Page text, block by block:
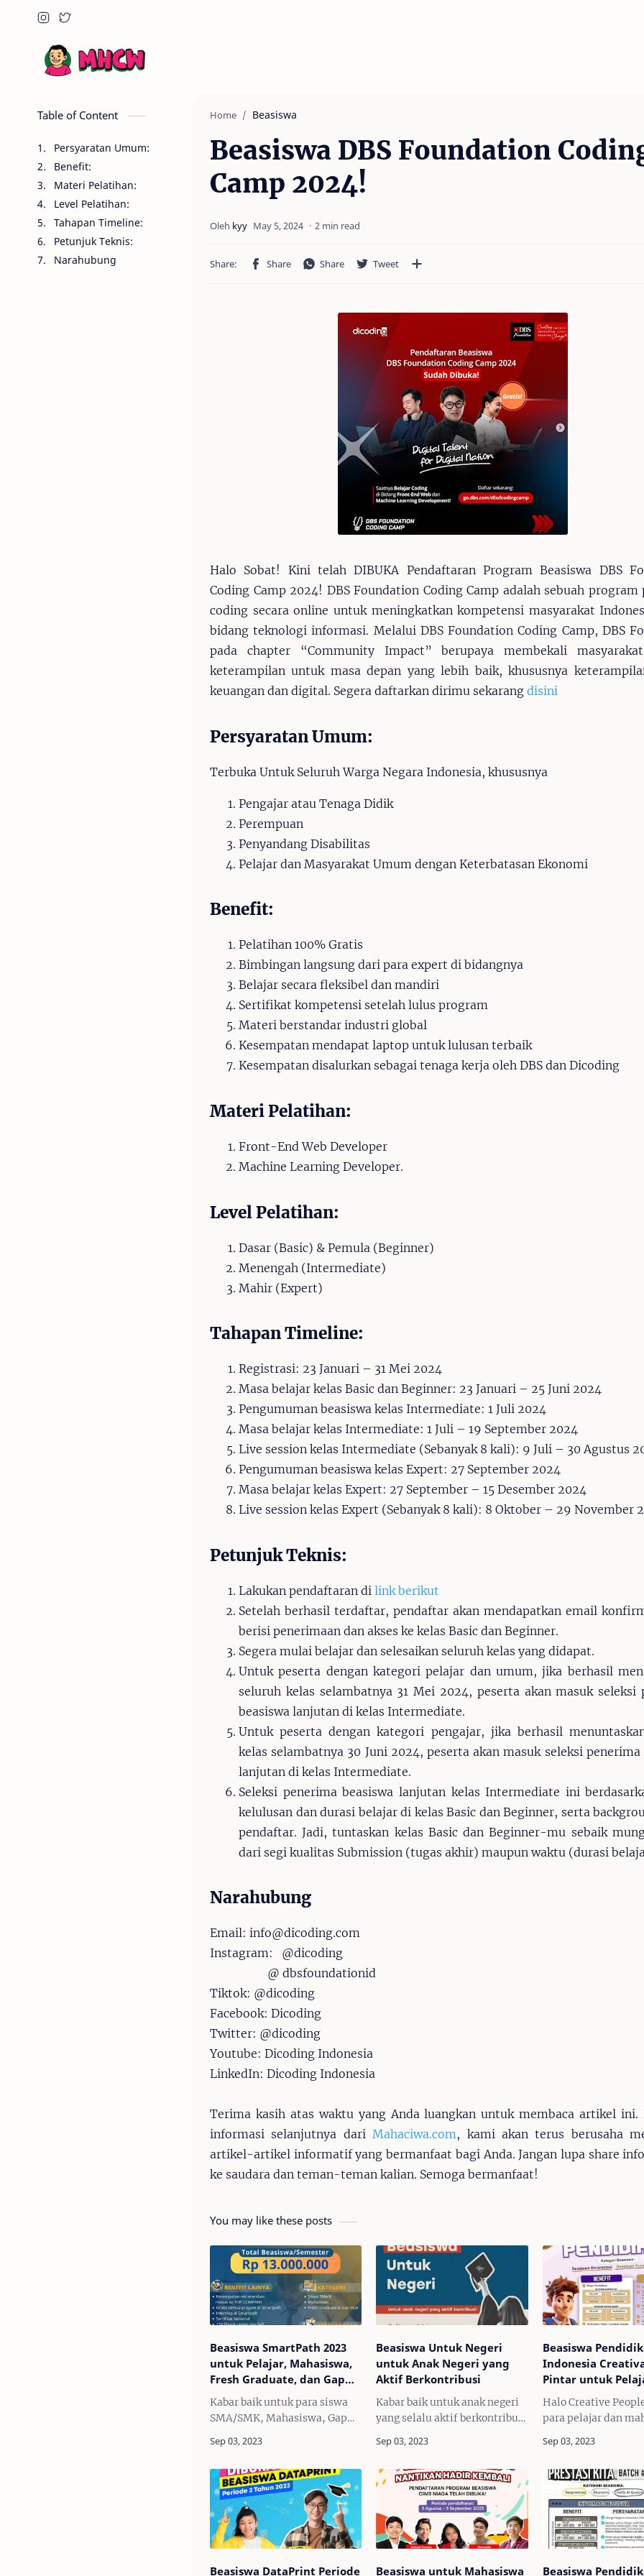
Table of Content
Persyaratan Umum:
Benefit:
Materi Pelatihan:
Level Pelatihan:
Tahapan Timeline:
Petunjuk Teknis:
Narahubung
Home Beasiswa
Beasiswa DBS Foundation
Camp 2024!
2 min read
Halo Sobat! Kini telah DIBUKA Pendaftaran Program Beasiswa DBS
Coding Camp 2024! DBS Foundation Coding Camp adalah sebuah program
coding secara online untuk meningkatkan kompetensi masyarakat
bidang teknologi informasi. Melalui DBS Foundation Coding Camp, DBS
pada chapter “Community Impact” berupaya membekali
keterampilan untuk masa depan yang lebih baik, khususnya
keuangan dan digital. Segera daftarkan dirimu sekarang disini
Persyaratan Umum:
Terbuka Untuk Seluruh Warga Negara Indonesia, khususnya
Pengajar atau Tenaga Didik
Perempuan
Penyandang Disabilitas
Pelajar dan Masyarakat Umum dengan Keterbatasan Ekonomi
Benefit:
Pelatihan 100% Gratis
Bimbingan langsung dari para expert di bidangnya
Belajar secara fleksibel dan mandiri
Sertifikat kompetensi setelah lulus program
Materi berstandar industri global
Kesempatan mendapat laptop untuk lulusan terbaik
Kesempatan disalurkan sebagai tenaga kerja oleh DBS dan Dicoding
Materi Pelatihan:
Front-End Web Developer
Machine Learning Developer.
Level Pelatihan:
Dasar (Basic) & Pemula (Beginner)
Menengah (Intermediate)
Mahir (Expert)
Tahapan Timeline:
Registrasi: 23 Januari – 31 Mei 2024
Masa belajar kelas Basic dan Beginner: 23 Januari – 25 Juni 2024
Pengumuman beasiswa kelas Intermediate: 1 Juli 2024
Masa belajar kelas Intermediate: 1 Juli – 19 September 2024
Live session kelas Intermediate (Sebanyak 8 kali): 9 Juli – 30 Agustus
Pengumuman beasiswa kelas Expert: 27 September 2024
Masa belajar kelas Expert: 27 September – 15 Desember 2024
Live session kelas Expert (Sebanyak 8 kali): 8 Oktober – 29 November
Petunjuk Teknis:
Lakukan pendaftaran di link berikut
Setelah berhasil terdaftar, pendaftar akan mendapatkan email
berisi penerimaan dan akses ke kelas Basic dan Beginner.
Segera mulai belajar dan selesaikan seluruh kelas yang didapat.
Untuk peserta dengan kategori pelajar dan umum, jika berhasil
seluruh kelas selambatnya 31 Mei 2024, peserta akan masuk seleksi
beasiswa lanjutan di kelas Intermediate.
Untuk peserta dengan kategori pengajar, jika berhasil
kelas selambatnya 30 Juni 2024, peserta akan masuk seleksi penerima
lanjutan di kelas Intermediate.
Seleksi penerima beasiswa lanjutan kelas Intermediate ini
kelulusan dan durasi belajar di kelas Basic dan Beginner, serta
pendaftar. Jadi, tuntaskan kelas Basic dan Beginner-mu sebaik
dari segi kualitas Submission (tugas akhir) maupun waktu (durasi
Narahubung
Email: info@dicoding.com
Instagram: @dicoding
@ dbsfoundationid
Tiktok: @dicoding
Facebook: Dicoding
Twitter: @dicoding
Youtube: Dicoding Indonesia
LinkedIn: Dicoding Indonesia
Terima kasih atas waktu yang Anda luangkan untuk membaca artikel ini.
informasi selanjutnya dariMahaciwa.com, kami akan terus berusaha
artikel-artikel informatif yang bermanfaat bagi Anda. Jangan lupa share
ke saudara dan teman-teman kalian. Semoga bermanfaat!
You may like these posts
Beasiswa SmartPath 2023
untuk Pelajar, Mahasiswa,
Fresh Graduate, dan Gap
Year
Kabar baik untuk para siswa
SMA/SMK, Mahasiswa, Gap
Telah hadir Program Beasiswa
beasiswa sebesar
Rp13.000.000/semester untuk
…
Beasiswa Untuk Negeri
untuk Anak Negeri yang
Aktif Berkontribusi
Kabar baik untuk anak negeri
yang selalu aktif berkontribusi
organisasi! Beasiswa Untuk
membantumu meraih
pendidikan yang berkualitas.…
Beasiswa
Indonesia
Pintar untuk
Mahasiswa
Halo Creative
para pelajar dan
berkesempatan untuk
Pendidikan
Creativa X Ayo
in…
Beasiswa DataPrint Periode Beasiswa untuk Mahasiswa Beasiswa